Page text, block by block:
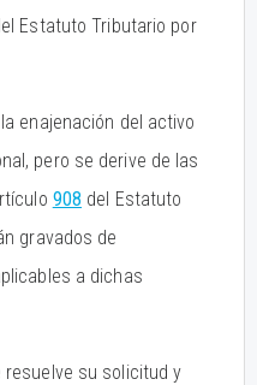
Estatuto Tributario por
enajenación del activo
pero se derive de las
908 del Estatuto
gravados de
a dichas
su solicitud y